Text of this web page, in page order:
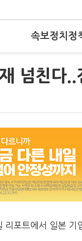
속보정치 정
넘친다..
포트에서 일본 기